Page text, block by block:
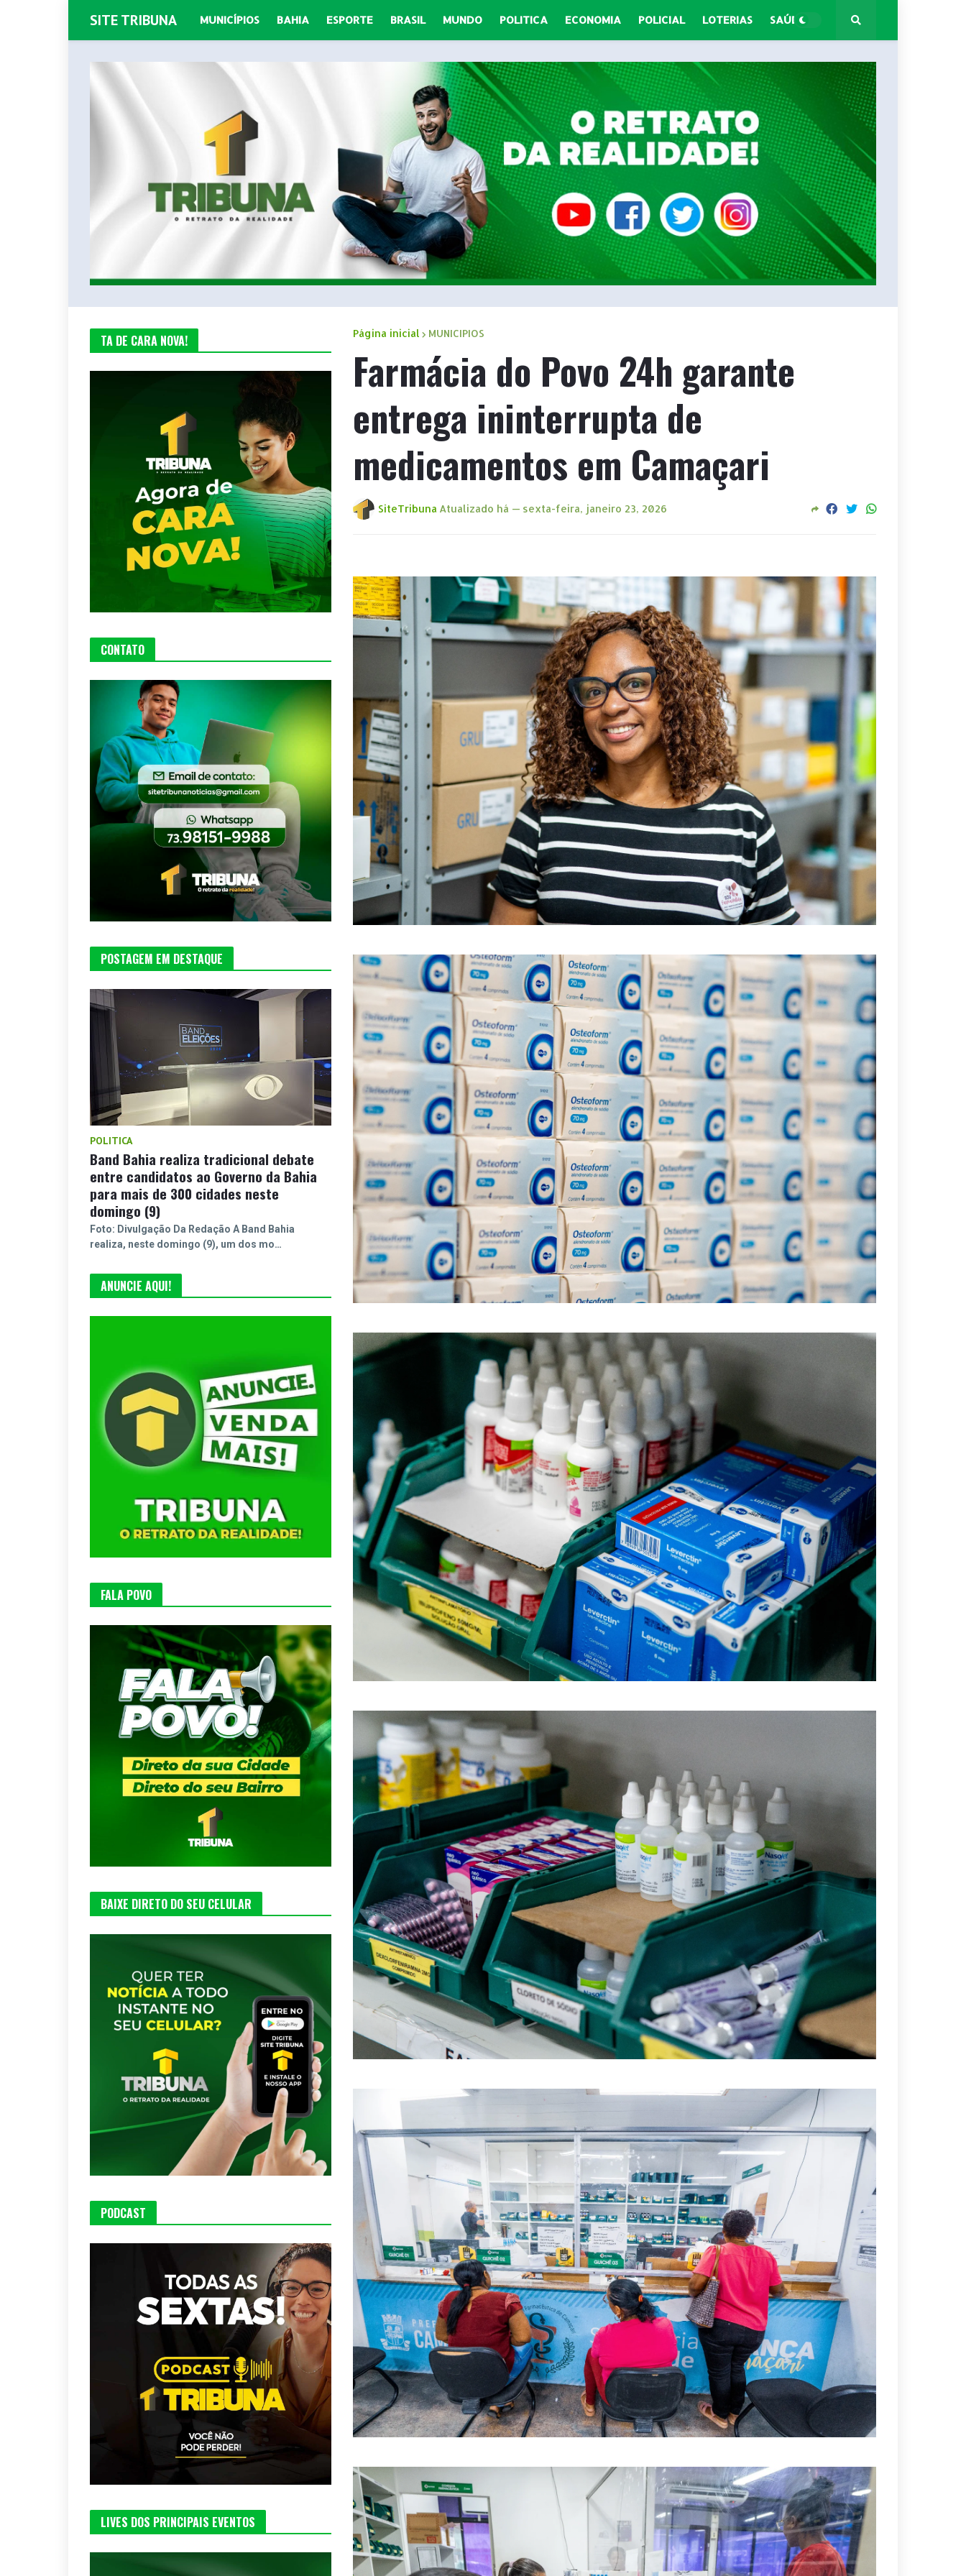
SITE TRIBUNA MUNICÍPIOS BAHIA ESPORTE BRASIL MUNDO POLITICA ECONOMIA POLICIAL LOTERIAS SAÚDE
Página inicial MUNICIPIOS
Farmácia do Povo 24h garante
entrega ininterrupta de
medicamentos em Camaçari
SiteTribuna Atualizado há — sexta-feira, janeiro 23, 2026
TA DE CARA NOVA!
CONTATO
POSTAGEM EM DESTAQUE
POLITICA
Band Bahia realiza tradicional debate
entre candidatos ao Governo da Bahia
para mais de 300 cidades neste
domingo (9)
Foto: Divulgação Da Redação A Band Bahia
realiza, neste domingo (9), um dos mo…
ANUNCIE AQUI!
FALA POVO
BAIXE DIRETO DO SEU CELULAR
PODCAST
LIVES DOS PRINCIPAIS EVENTOS